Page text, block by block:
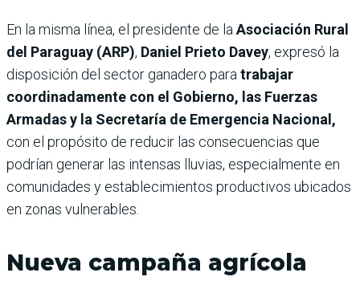
En la misma línea, el presidente de la Asociación Rural
del Paraguay (ARP), Daniel Prieto Davey, expresó la
disposición del sector ganadero para trabajar
coordinadamente con el Gobierno, las Fuerzas
Armadas y la Secretaría de Emergencia Nacional,
con el propósito de reducir las consecuencias que
podrían generar las intensas lluvias, especialmente en
comunidades y establecimientos productivos ubicados
en zonas vulnerables.
Nueva campaña agrícola